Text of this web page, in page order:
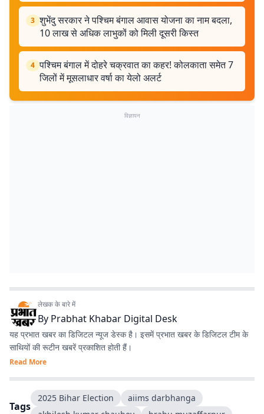
3 शुभेंदु सरकार ने पश्चिम बंगाल आवास योजना का नाम बदला,
10 लाख से अधिक लाभुकों को मिली दूसरी किस्त
4 पश्चिम बंगाल में दोहरे चक्रवात का कहर! कोलकाता समेत 7
जिलों में मूसलाधार वर्षा का येलो अलर्ट
विज्ञापन
लेखक के बारे में
By Prabhat Khabar Digital Desk
यह प्रभात खबर का डिजिटल न्यूज डेस्क है। इसमें प्रभात खबर के डिजिटल टीम के
साथियों की रूटीन खबरें प्रकाशित होती हैं।
Read More
Tags
2025 Bihar Election
aiims darbhanga